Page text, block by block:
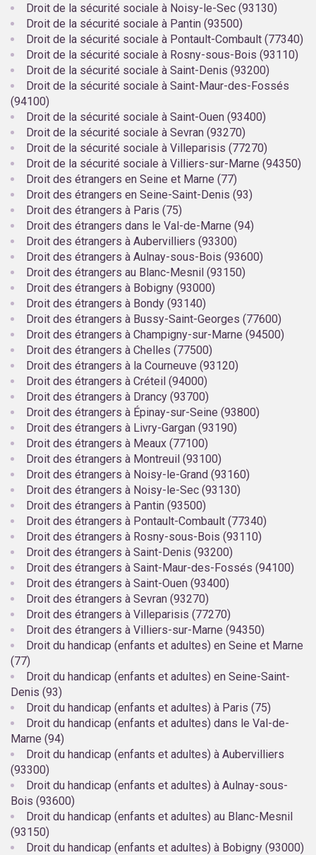
Droit de la sécurité sociale à Noisy-le-Sec (93130)
Droit de la sécurité sociale à Pantin (93500)
Droit de la sécurité sociale à Pontault-Combault (77340)
Droit de la sécurité sociale à Rosny-sous-Bois (93110)
Droit de la sécurité sociale à Saint-Denis (93200)
Droit de la sécurité sociale à Saint-Maur-des-Fossés
(94100)
Droit de la sécurité sociale à Saint-Ouen (93400)
Droit de la sécurité sociale à Sevran (93270)
Droit de la sécurité sociale à Villeparisis (77270)
Droit de la sécurité sociale à Villiers-sur-Marne (94350)
Droit des étrangers en Seine et Marne (77)
Droit des étrangers en Seine-Saint-Denis (93)
Droit des étrangers à Paris (75)
Droit des étrangers dans le Val-de-Marne (94)
Droit des étrangers à Aubervilliers (93300)
Droit des étrangers à Aulnay-sous-Bois (93600)
Droit des étrangers au Blanc-Mesnil (93150)
Droit des étrangers à Bobigny (93000)
Droit des étrangers à Bondy (93140)
Droit des étrangers à Bussy-Saint-Georges (77600)
Droit des étrangers à Champigny-sur-Marne (94500)
Droit des étrangers à Chelles (77500)
Droit des étrangers à la Courneuve (93120)
Droit des étrangers à Créteil (94000)
Droit des étrangers à Drancy (93700)
Droit des étrangers à Épinay-sur-Seine (93800)
Droit des étrangers à Livry-Gargan (93190)
Droit des étrangers à Meaux (77100)
Droit des étrangers à Montreuil (93100)
Droit des étrangers à Noisy-le-Grand (93160)
Droit des étrangers à Noisy-le-Sec (93130)
Droit des étrangers à Pantin (93500)
Droit des étrangers à Pontault-Combault (77340)
Droit des étrangers à Rosny-sous-Bois (93110)
Droit des étrangers à Saint-Denis (93200)
Droit des étrangers à Saint-Maur-des-Fossés (94100)
Droit des étrangers à Saint-Ouen (93400)
Droit des étrangers à Sevran (93270)
Droit des étrangers à Villeparisis (77270)
Droit des étrangers à Villiers-sur-Marne (94350)
Droit du handicap (enfants et adultes) en Seine et Marne
(77)
Droit du handicap (enfants et adultes) en Seine-Saint-
Denis (93)
Droit du handicap (enfants et adultes) à Paris (75)
Droit du handicap (enfants et adultes) dans le Val-de-
Marne (94)
Droit du handicap (enfants et adultes) à Aubervilliers
(93300)
Droit du handicap (enfants et adultes) à Aulnay-sous-
Bois (93600)
Droit du handicap (enfants et adultes) au Blanc-Mesnil
(93150)
Droit du handicap (enfants et adultes) à Bobigny (93000)